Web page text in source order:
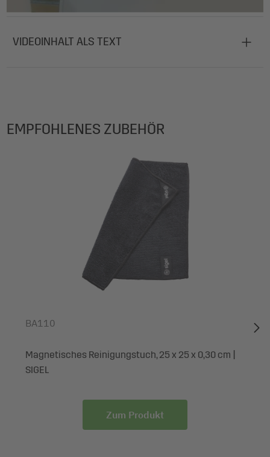
VIDEOINHALT ALS TEXT
EMPFOHLENES ZUBEHÖR
BA110
Magnetisches Reinigungstuch, 25 x 25 x 0,30 cm |
SIGEL
Zum Produkt